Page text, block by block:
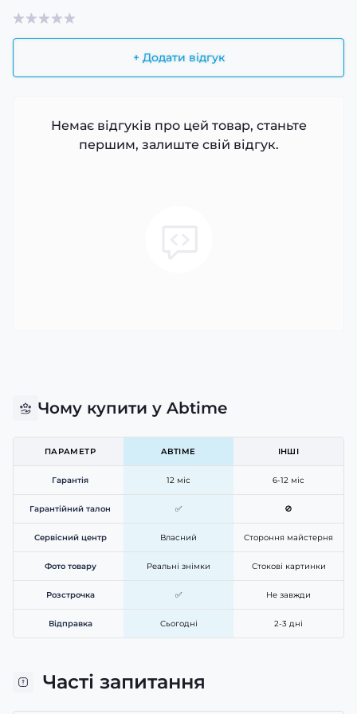
+ Додати відгук
Немає відгуків про цей товар, станьте
першим, залиште свій відгук.
Чому купити у Abtime
ПАРАМЕТР ABTIME ІНШІ
Гарантія 12 міс 6-12 міс
Гарантійний талон ✅ 🚫
Сервісний центр Власний Стороння майстерня
Фото товару Реальні знімки Стокові картинки
Розстрочка ✅ Не завжди
Відправка Сьогодні 2-3 дні
Часті запитання